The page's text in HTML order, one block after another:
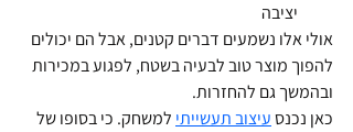
יציבה
אולי אלו נשמעים דברים קטנים, אבל הם יכולים
להפוך מוצר טוב לבעיה בשטח, לפגוע במכירות
ובהמשך גם להחזרות.
כאן נכנס עיצוב תעשייתי למשחק. כי בסופו של